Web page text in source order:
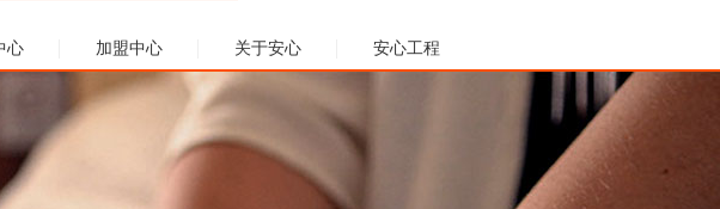
心 加盟中心 关于安心 安心工程